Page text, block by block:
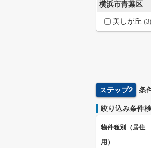
横浜市青葉区
美しが丘 (3)
ステップ2 条
絞り込み条件
物件種別（居住
用）